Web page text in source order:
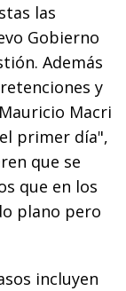
las
Gobierno
Además
y
Macri
primer día",
que se
que en los
plano pero
incluyen